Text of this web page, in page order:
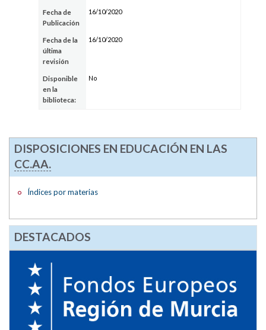
Fecha de
Publicación
16/10/2020
Fecha de la
última
revisión
16/10/2020
Disponible
en la
biblioteca:
No
DISPOSICIONES EN EDUCACIÓN EN LAS
CC.AA.
Índices por materias
DESTACADOS